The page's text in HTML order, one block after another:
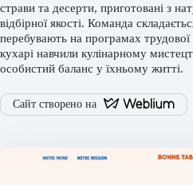
страви та десерти, приготовані з
відбірної якості. Команда
перебувають на програмах трудової
кухарі навчили кулінарному
особистий баланс у їхньому житті.
Сайт створено на